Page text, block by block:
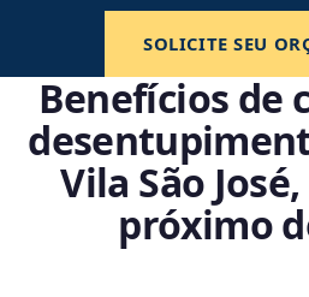
SOLICITE SEU
Benefícios de
Vila São
próximo